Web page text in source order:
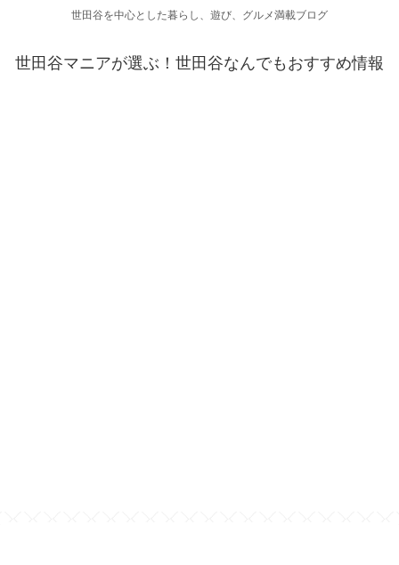
世田谷を中心とした暮らし、遊び、グルメ満載ブログ
世田谷マニアが選ぶ！世田谷なんでもおすすめ情報